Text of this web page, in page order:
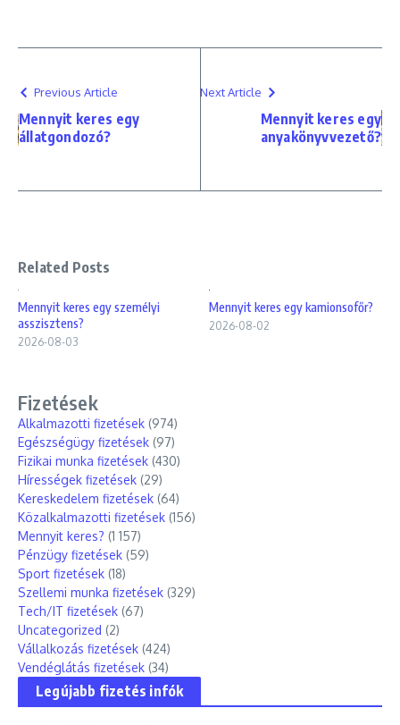
Previous Article
Mennyit keres egy
állatgondozó?
Next Article
Mennyit keres egy
anyakönyvvezető?
Related Posts
Mennyit keres egy személyi
asszisztens?
2026-08-03
Mennyit keres egy kamionsofőr?
2026-08-02
Fizetések
Alkalmazotti fizetések (974)
Egészségügy fizetések (97)
Fizikai munka fizetések (430)
Hírességek fizetések (29)
Kereskedelem fizetések (64)
Közalkalmazotti fizetések (156)
Mennyit keres? (1 157)
Pénzügy fizetések (59)
Sport fizetések (18)
Szellemi munka fizetések (329)
Tech/IT fizetések (67)
Uncategorized (2)
Vállalkozás fizetések (424)
Vendéglátás fizetések (34)
Legújabb fizetés infók